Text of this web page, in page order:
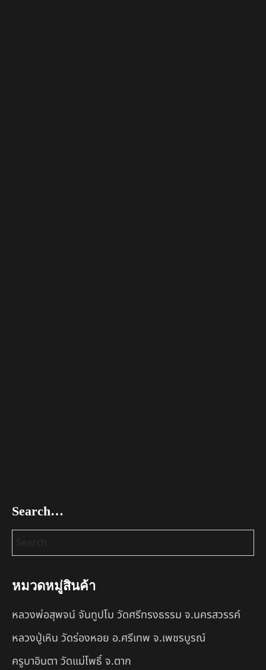
Search…
หมวดหมู่สินค้า
หลวงพ่อสุพจน์ จันทูปโม วัดศรีทรงธรรม จ.นครสวรรค์
หลวงปู่เหิน วัดร่องหอย อ.ศรีเทพ จ.เพชรบูรณ์
ครูบาอินตา วัดแม่โพธิ์ จ.ตาก